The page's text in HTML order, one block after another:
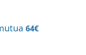
64€